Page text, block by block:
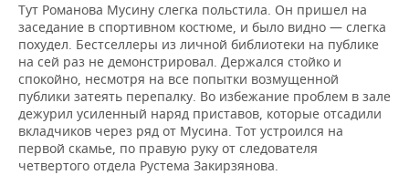
Тут Романова Мусину слегка польстила. Он пришел на
заседание в спортивном костюме, и было видно — слегка
похудел. Бестселлеры из личной библиотеки на публике
на сей раз не демонстрировал. Держался стойко и
спокойно, несмотря на все попытки возмущенной
публики затеять перепалку. Во избежание проблем в зале
дежурил усиленный наряд приставов, которые отсадили
вкладчиков через ряд от Мусина. Тот устроился на
первой скамье, по правую руку от следователя
четвертого отдела Рустема Закирзянова.